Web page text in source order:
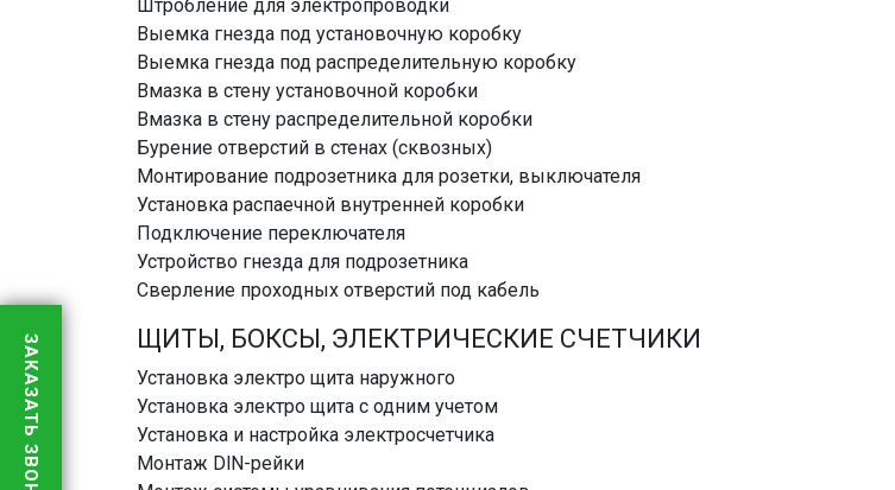
Штробление для электропроводки
Выемка гнезда под установочную коробку
Выемка гнезда под распределительную коробку
Вмазка в стену установочной коробки
Вмазка в стену распределительной коробки
Бурение отверстий в стенах (сквозных)
Монтирование подрозетника для розетки, выключателя
Установка распаечной внутренней коробки
Подключение переключателя
Устройство гнезда для подрозетника
Сверление проходных отверстий под кабель
ЩИТЫ, БОКСЫ, ЭЛЕКТРИЧЕСКИЕ СЧЕТЧИКИ
Установка электро щита наружного
Установка электро щита с одним учетом
Установка и настройка электросчетчика
Монтаж DlN-рейки
ЗАКАЗАТЬ ЗВОНОК